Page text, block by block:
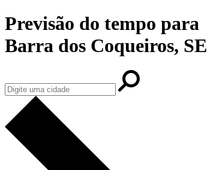
Previsão do tempo para
Barra dos Coqueiros, SE